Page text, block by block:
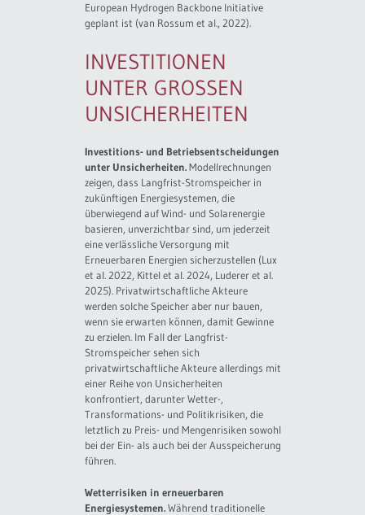
European Hydrogen Backbone Initiative
geplant ist (van Rossum et al., 2022).
INVESTITIONEN
UNTER GROSSEN U
NSICHERHEITEN
Investitions- und Betriebsentscheidungen
unter Unsicherheiten.Modellrechnungen
zeigen, dass Langfrist-Stromspeicher in
zukünftigen Energiesystemen, die
überwiegend auf Wind- und Solarenergie
basieren, unverzichtbar sind, um jederzeit
eine verlässliche Versorgung mit
Erneuerbaren Energien sicherzustellen (Lux
et al. 2022, Kittel et al. 2024, Luderer et al.
2025). Privatwirtschaftliche Akteure
werden solche Speicher aber nur bauen,
wenn sie erwarten können, damit Gewinne
zu erzielen. Im Fall der Langfrist-
Stromspeicher sehen sich
privatwirtschaftliche Akteure allerdings mit
einer Reihe von Unsicherheiten
konfrontiert, darunter Wetter-,
Transformations- und Politikrisiken, die
letztlich zu Preis- und Mengenrisiken sowohl
bei der Ein- als auch bei der Ausspeicherung
führen.
Wetterrisiken in erneuerbaren
Energiesystemen.Während traditionelle